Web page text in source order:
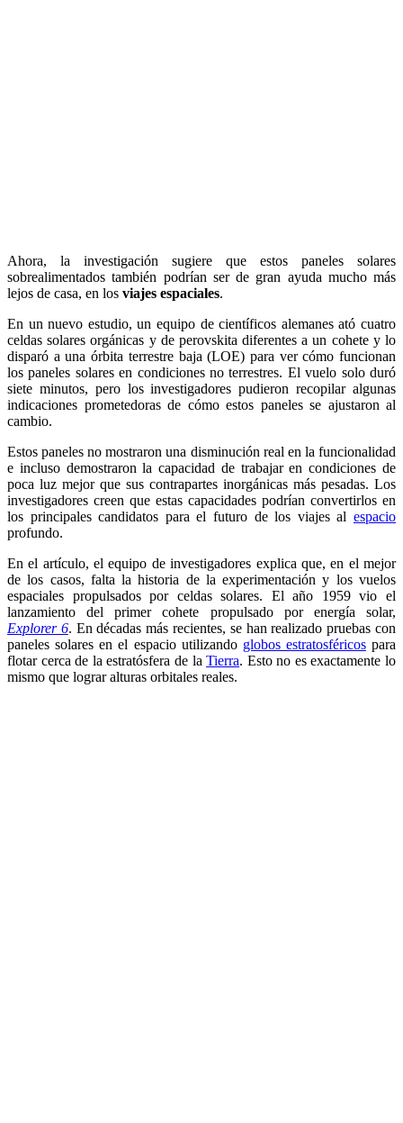
Ahora, la investigación sugiere que estos paneles solares
sobrealimentados también podrían ser de gran ayuda mucho más
lejos de casa, en los viajes espaciales.
En un nuevo estudio, un equipo de científicos alemanes ató cuatro
celdas solares orgánicas y de perovskita diferentes a un cohete y lo
disparó a una órbita terrestre baja (LOE) para ver cómo funcionan
los paneles solares en condiciones no terrestres. El vuelo solo duró
siete minutos, pero los investigadores pudieron recopilar algunas
indicaciones prometedoras de cómo estos paneles se ajustaron al
cambio.
Estos paneles no mostraron una disminución real en la funcionalidad
e incluso demostraron la capacidad de trabajar en condiciones de
poca luz mejor que sus contrapartes inorgánicas más pesadas. Los
investigadores creen que estas capacidades podrían convertirlos en
los principales candidatos para el futuro de los viajes al espacio
profundo.
En el artículo, el equipo de investigadores explica que, en el mejor
de los casos, falta la historia de la experimentación y los vuelos
espaciales propulsados ​​por celdas solares. El año 1959 vio el
lanzamiento del primer cohete propulsado por energía solar,
Explorer 6. En décadas más recientes, se han realizado pruebas con
paneles solares en el espacio utilizando globos estratosféricospara
flotar cerca de la estratósfera de laTierra. Esto no es exactamente lo
mismo que lograr alturas orbitales reales.